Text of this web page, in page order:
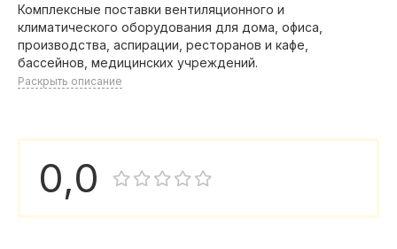
Комплексные поставки вентиляционного и
климатического оборудования для дома, офиса,
производства, аспирации, ресторанов и кафе,
бассейнов, медицинских учреждений.
Раскрыть описание
0,0